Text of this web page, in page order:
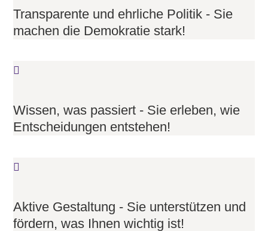
Transparente und ehrliche Politik - Sie
machen die Demokratie stark!
Wissen, was passiert - Sie erleben, wie
Entscheidungen entstehen!
Aktive Gestaltung - Sie unterstützen und
fördern, was Ihnen wichtig ist!